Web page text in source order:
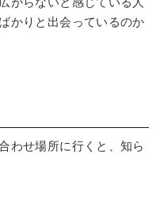
かりと出会っているのか
わせ場所に行くと、知ら